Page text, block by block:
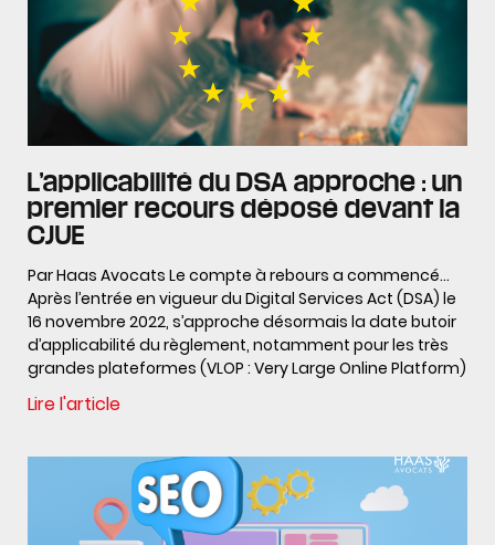
L’applicabilité du DSA approche : un
premier recours déposé devant la
CJUE
Par Haas Avocats Le compte à rebours a commencé…
Après l’entrée en vigueur du Digital Services Act (DSA) le
16 novembre 2022, s’approche désormais la date butoir
d’applicabilité du règlement, notamment pour les très
grandes plateformes (VLOP : Very Large Online Platform)
Lire l'article